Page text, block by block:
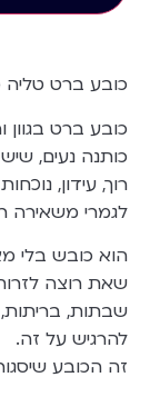
כובע ברט
כובע ברט בגוון
כותנה נעים,
רוך, עידון,
לגמרי משאירה
הוא כובש בלי
שאת רוצה
שבתות,
להרגיש על זה.
זה הכובע